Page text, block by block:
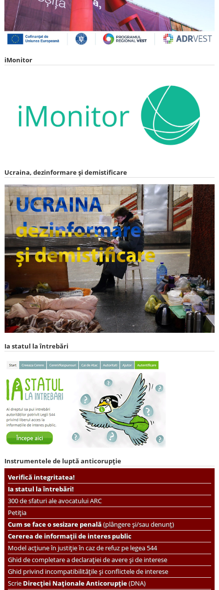
iMonitor
Ucraina, dezinformare și demistificare
Ia statul la întrebări
Instrumentele de luptă anticorupție
Verifică integritatea!
Ia statul la întrebări!
300 de sfaturi ale avocatului ARC
Petiția
Cum se face o sesizare penală(plângere și/sau denunț)
Cererea de informații de interes public
Model acțiune în justiție în caz de refuz pe legea 544
Ghid de completare a declarației de avere și de interese
Ghid privind incompatibilitățile și conflictele de interese
ScrieDirecției Naționale Anticorupție(DNA)